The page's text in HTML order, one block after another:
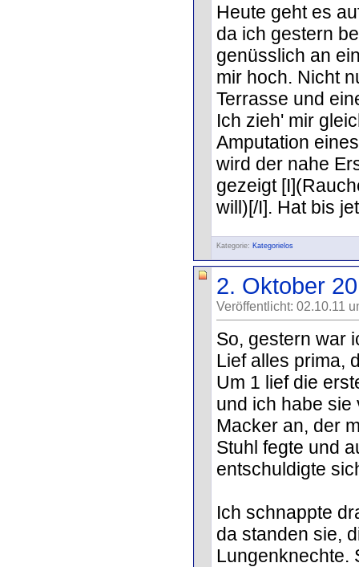
Heute geht es
da ich gestern
genüsslich an
mir hoch. Nicht
Terrasse und
Ich zieh' mir
Amputation
wird der nahe
gezeigt
will)[/I]. Hat bis
Kategorie: Kategorielos
2. Oktober
Veröffentlicht: 02.10.11
So, gestern war
Lief alles prima,
Um 1 lief die
und ich habe sie
Macker an, der
Stuhl fegte und
entschuldigte
Ich schnappte
da standen sie,
Lungenknechte.